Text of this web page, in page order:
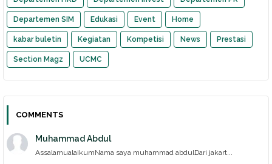
Departemen SIM Edukasi Event Home
kabar buletin Kegiatan Kompetisi News Prestasi
Section Magz UCMC
COMMENTS
Muhammad Abdul
AssalamualaikumNama saya muhammad abdulDari jakart...